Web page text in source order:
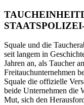
Squale und die
seit langem in
Jahren an, als Taucher
Freitauchunternehmen
Squale die offizielle
beide Unternehmen die
Mut, sich den